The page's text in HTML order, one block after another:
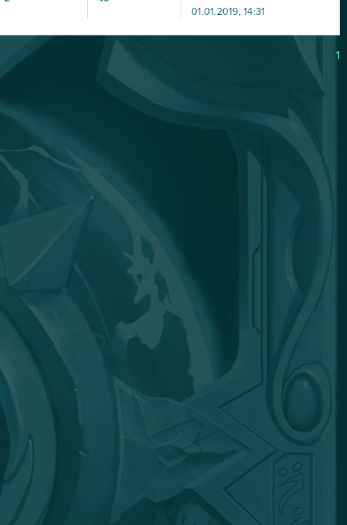
01.01.2019, 14:31
1